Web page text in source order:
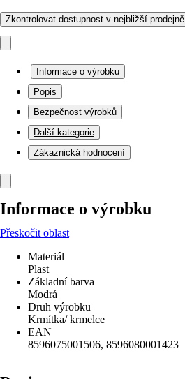
Zkontrolovat dostupnost v nejbližší prodejně
Informace o výrobku
Popis
Bezpečnost výrobků
Další kategorie
Zákaznická hodnocení
Informace o výrobku
Přeskočit oblast
Materiál
Plast
Základní barva
Modrá
Druh výrobku
Krmítka/ krmelce
EAN
8596075001506, 8596080001423